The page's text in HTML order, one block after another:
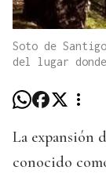
Soto de
del lugar
La expansión
conocido